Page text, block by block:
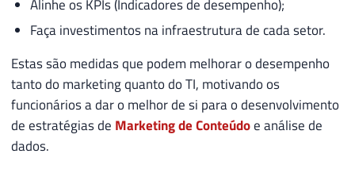
Alinhe os KPIs (Indicadores de desempenho);
Faça investimentos na infraestrutura de cada setor.
Estas são medidas que podem melhorar o desempenho
tanto do marketing quanto do TI, motivando os
funcionários a dar o melhor de si para o desenvolvimento
de estratégias de Marketing de Conteúdoe análise de
dados.